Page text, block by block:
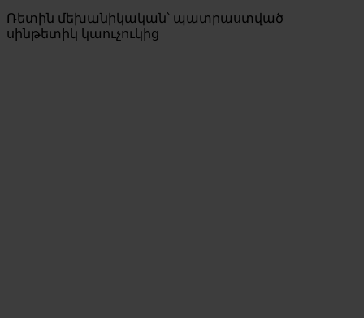
Ռետին մեխանիկական՝ պատրաստված
սինթետիկ կաուչուկից